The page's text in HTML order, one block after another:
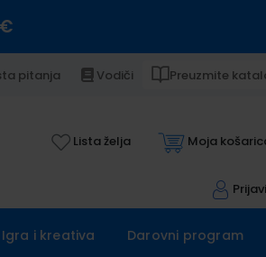
pitanja Vodiči Preuzmite
Lista želja Moja
Igra i kreativa Darovni program